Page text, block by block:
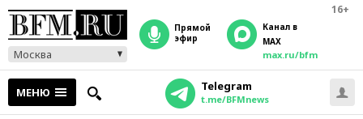
16+
Москва
прямой
эфир
Канал в
MAX
max.ru/bfm
МЕНЮ Telegram
t.me/BFMnews